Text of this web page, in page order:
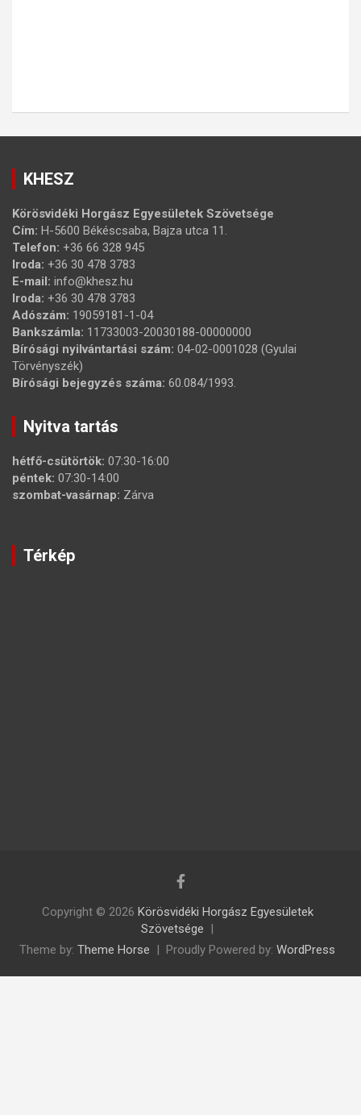
KHESZ
Körösvidéki Horgász Egyesületek Szövetsége
Cím: H-5600 Békéscsaba, Bajza utca 11.
Telefon: +36 66 328 945
Iroda: +36 30 478 3783
E-mail: info@khesz.hu
Iroda: +36 30 478 3783
Adószám: 19059181-1-04
Bankszámla: 11733003-20030188-00000000
Bírósági nyilvántartási szám: 04-02-0001028 (Gyulai
Törvényszék)
Bírósági bejegyzés száma: 60.084/1993.
Nyitva tartás
hétfő-csütörtök: 07:30-16:00
péntek: 07:30-14:00
szombat-vasárnap: Zárva
Térkép
Copyright © 2026 Körösvidéki Horgász Egyesületek
Szövetsége
Theme by: Theme Horse Proudly Powered by: WordPress